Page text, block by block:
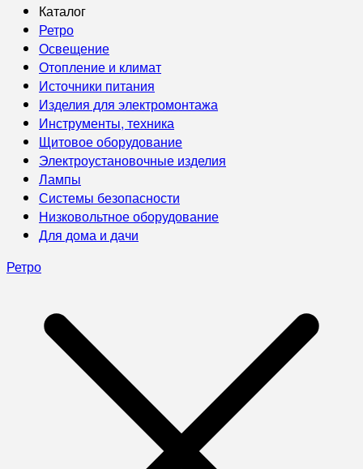
Каталог
Ретро
Освещение
Отопление и климат
Источники питания
Изделия для электромонтажа
Инструменты, техника
Щитовое оборудование
Электроустановочные изделия
Лампы
Системы безопасности
Низковольтное оборудование
Для дома и дачи
Ретро